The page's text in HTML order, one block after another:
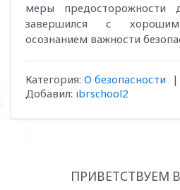
меры предосторожности
завершился с
осознанием важности
Категория: О безопасности |
Добавил: ibrschool2
ПРИВЕТСТВУЕМ